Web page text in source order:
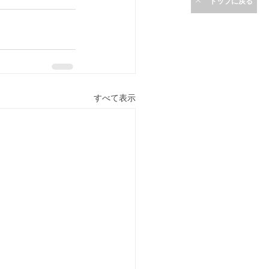
すべて表示